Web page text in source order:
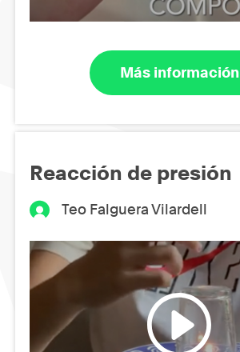
Más información
Reacción de presión
Teo Falguera Vilardell